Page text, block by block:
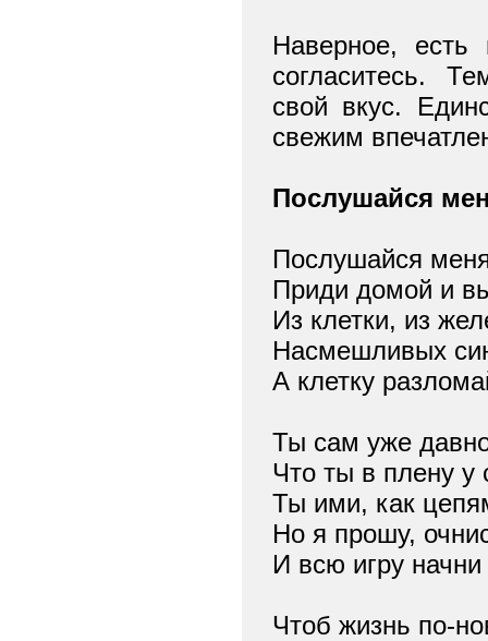
Наверное,
согласитесь.
свой вкус.
свежим
Послушайся
Послушайся
Приди домой и
Из клетки, из
Насмешливых
А клетку
Ты сам уже
Что ты в плену у
Ты ими, как
Но я прошу,
И всю игру
Чтоб жизнь по-